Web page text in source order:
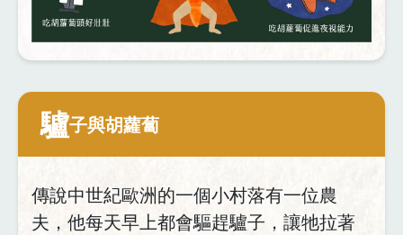
驢子與胡蘿蔔
傳說中世紀歐洲的一個小村落有一位農
夫，他每天早上都會驅趕驢子，讓牠拉著